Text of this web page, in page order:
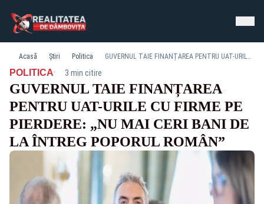
Acasă Știri Politica GUVERNUL TAIE FINANȚAREA PENTRU UAT-URILE CU FIRME PE PIERDERE: „NU MAI CERI BANI DE LA ÎNTREG POPORUL ROMÂN”
POLITICA· 3 min citire
GUVERNUL TAIE FINANȚAREA
PENTRU UAT-URILE CU FIRME PE
PIERDERE: „NU MAI CERI BANI DE
LA ÎNTREG POPORUL ROMÂN”